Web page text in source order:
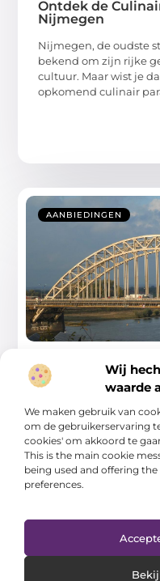
waarde
We maken gebruik van
om de gebruikerservaring
cookies' om akkoord te
This is the main cookie
being used and offering
preferences.
Ontdek de
Nijmegen
Nijmegen, de oudste
bekend om zijn rijke
cultuur. Maar wist je
opkomend culinair
AANBIEDINGEN
de Laatste
en Nieuws
Welkom in Nijmegen
Geschiedenis
Nederland, is meer
De stad ...